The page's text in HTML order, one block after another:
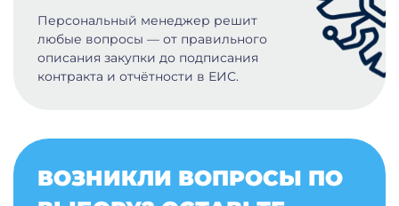
Персональный менеджер решит
любые вопросы — от правильного
описания закупки до подписания
контракта и отчётности в ЕИС.
ВОЗНИКЛИ ВОПРОСЫ ПО